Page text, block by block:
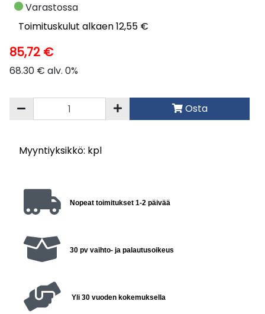
Varastossa
Toimituskulut alkaen 12,55 €
85,72 €
68.30 € alv. 0%
Osta
Myyntiyksikkö: kpl
Nopeat toimitukset 1-2 päivää
30 pv vaihto- ja palautusoikeus
Yli 30 vuoden kokemuksella